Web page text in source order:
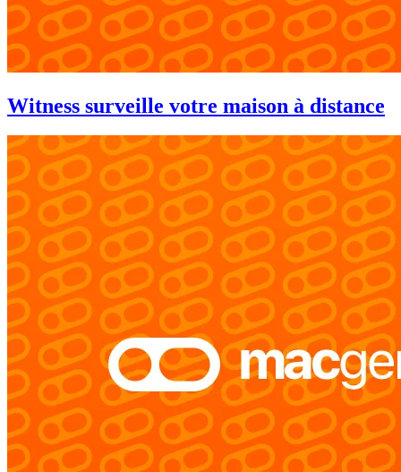
Witness surveille votre maison à distance